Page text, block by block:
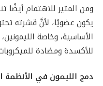
ومن المثير للاهتمام أيضًا
يكون عضويًا، لأنَّ قشرته
الأساسية، وخاصة
للأكسدة ومضادة
دمج الليمون في الأنظمة